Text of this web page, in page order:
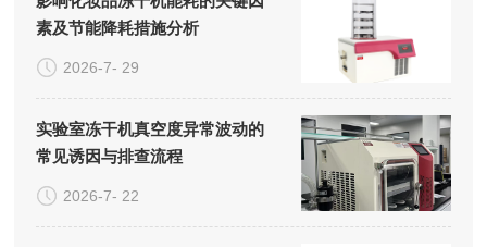
素及节能降耗措施分析
2026-7- 29
实验室冻干机真空度异常波动的
常见诱因与排查流程
2026-7- 22